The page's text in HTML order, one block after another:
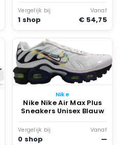
Vergelijk bij
1 shop
Vanaf
€ 54,75
Nike
Nike Nike Air Max Plus
Sneakers Unisex Blauw
Vergelijk bij
0 shop
Vanaf
—